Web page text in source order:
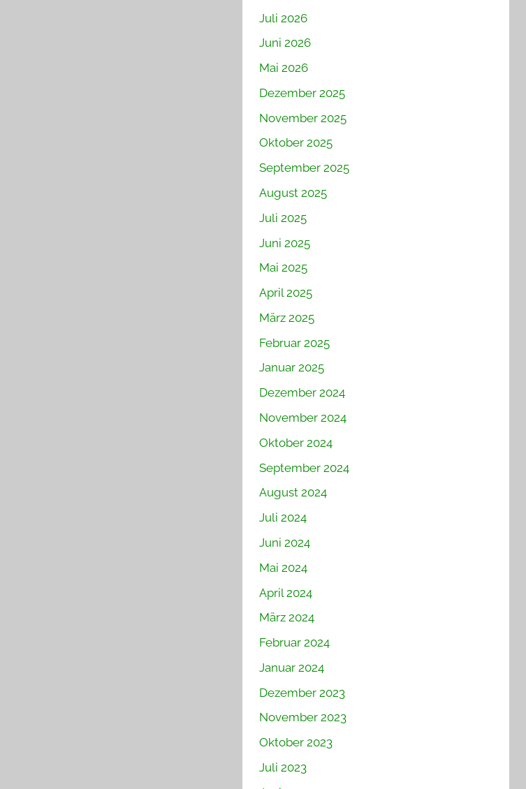
Juli 2026
Juni 2026
Mai 2026
Dezember 2025
November 2025
Oktober 2025
September 2025
August 2025
Juli 2025
Juni 2025
Mai 2025
April 2025
März 2025
Februar 2025
Januar 2025
Dezember 2024
November 2024
Oktober 2024
September 2024
August 2024
Juli 2024
Juni 2024
Mai 2024
April 2024
März 2024
Februar 2024
Januar 2024
Dezember 2023
November 2023
Oktober 2023
Juli 2023